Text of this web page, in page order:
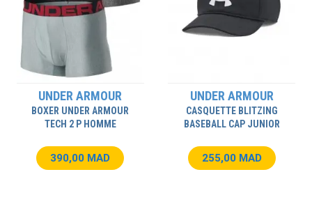
UNDER ARMOUR
BOXER UNDER ARMOUR
TECH 2 P HOMME
390,00 MAD
UNDER ARMOUR
CASQUETTE BLITZING
BASEBALL CAP JUNIOR
255,00 MAD